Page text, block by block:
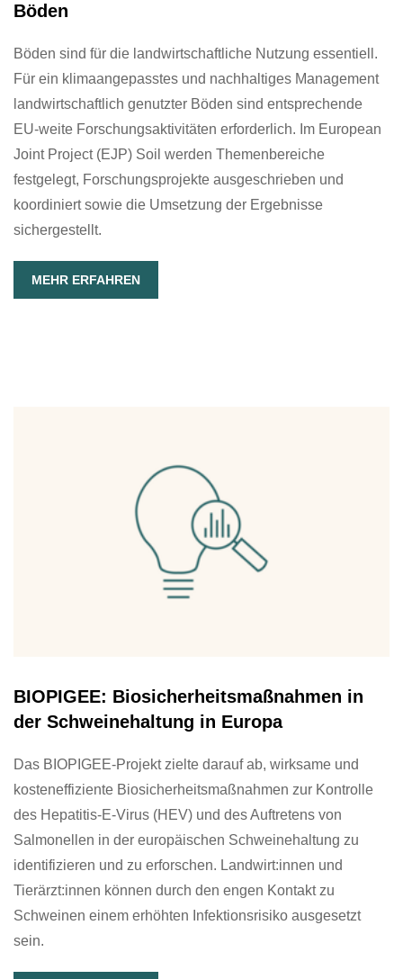
Böden
Böden sind für die landwirtschaftliche Nutzung essentiell.
Für ein klimaangepasstes und nachhaltiges Management
landwirtschaftlich genutzter Böden sind entsprechende
EU-weite Forschungsaktivitäten erforderlich. Im European
Joint Project (EJP) Soil werden Themenbereiche
festgelegt, Forschungsprojekte ausgeschrieben und
koordiniert sowie die Umsetzung der Ergebnisse
sichergestellt.
MEHR ERFAHREN
BIOPIGEE: Biosicherheitsmaßnahmen in
der Schweinehaltung in Europa
Das BIOPIGEE-Projekt zielte darauf ab, wirksame und
kosteneffiziente Biosicherheitsmaßnahmen zur Kontrolle
des Hepatitis-E-Virus (HEV) und des Auftretens von
Salmonellen in der europäischen Schweinehaltung zu
identifizieren und zu erforschen. Landwirt:innen und
Tierärzt:innen können durch den engen Kontakt zu
Schweinen einem erhöhten Infektionsrisiko ausgesetzt
sein.